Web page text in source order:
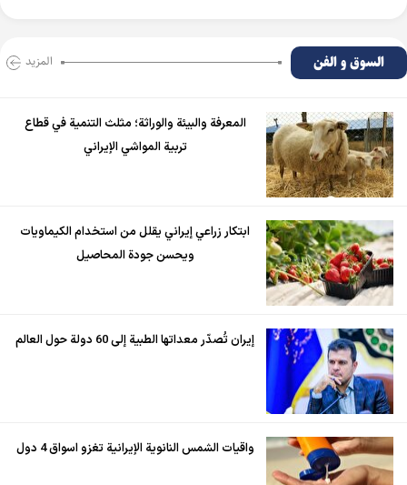
السوق و الفن المزید
المعرفة والبيئة والوراثة؛ مثلث التنمية في قطاع
تربية المواشي الإيراني
ابتكار زراعي إيراني يقلل من استخدام الكيماويات
ويحسن جودة المحاصيل
إيران تُصدّر معداتها الطبية إلى 60 دولة حول العالم
واقيات الشمس النانوية الإيرانية تغزو اسواق 4 دول